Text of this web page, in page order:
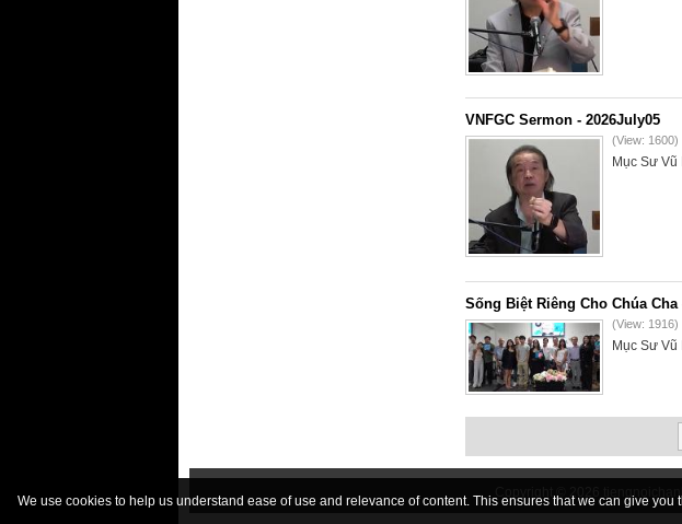
VNFGC Sermon - 2026July05
(View: 1600)
Mục Sư Vũ
Sống Biệt Riêng Cho Chúa Cha
(View: 1916)
Mục Sư Vũ
Copyright © 2026
We use cookies to help us understand ease of use and relevance of content. This ensures that we can give